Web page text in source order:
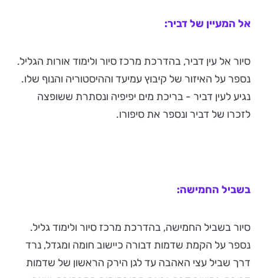
אל המעיין של דביר:
סיור אל עין דביר, בהדרכת מרכז סיור ולימוד אורות הגליל.
נספר על האיזור של קיבוץ עמיעד וההיסטוריה והנוף שלו.
נגיע לעין דביר - בריכת מים יפיפיה ונסתרת ששופצה
לזכרו של דביר ונספר את סיפורו.
בשביל החמישה:
סיור בשביל החמישה, בהדרכת מרכז סיור ולימוד גליל.
נספר על הקמת שדמות דבורה כיישוב חומה ומגדל, נרד
דרך שביל עצי האהבה עד לגן הירק הראשון של שדמות